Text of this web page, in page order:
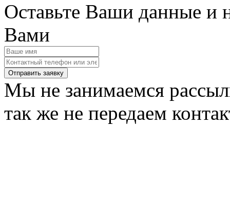
Оставьте Ваши данные и
Вами
Мы не занимаемся
так же не передаем